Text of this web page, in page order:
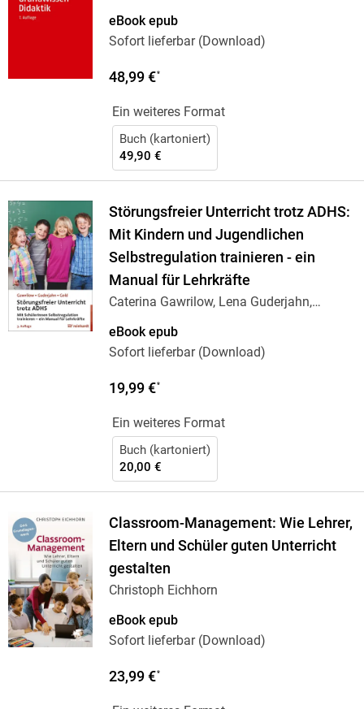
eBook epub
Sofort lieferbar (Download)
48,99 €*
Ein weiteres Format
Buch (kartoniert)
49,90 €
Störungsfreier Unterricht trotz ADHS:
Mit Kindern und Jugendlichen
Selbstregulation trainieren - ein
Manual für Lehrkräfte
Caterina Gawrilow, Lena Guderjahn,
eBook epub
Sofort lieferbar (Download)
19,99 €*
Ein weiteres Format
Buch (kartoniert)
20,00 €
Classroom-Management: Wie Lehrer,
Eltern und Schüler guten Unterricht
gestalten
Christoph Eichhorn
eBook epub
Sofort lieferbar (Download)
23,99 €*